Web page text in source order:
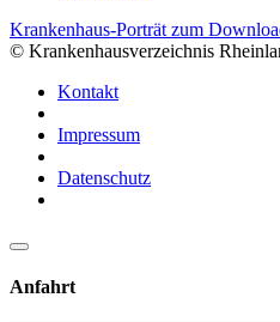
Krankenhaus-Porträt zum
© Krankenhausverzeichnis
Kontakt
Impressum
Datenschutz
Anfahrt